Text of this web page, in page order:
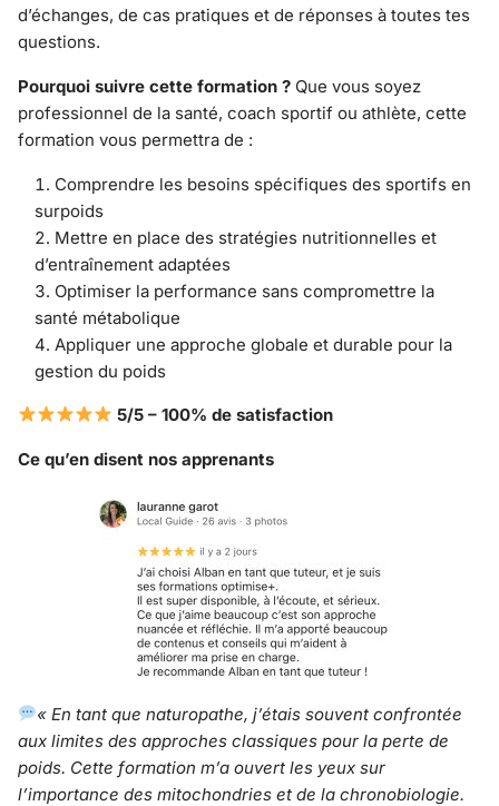
d’échanges, de cas pratiques et de réponses à toutes tes
questions.
Pourquoi suivre cette formation ? Que vous soyez
professionnel de la santé, coach sportif ou athlète, cette
formation vous permettra de :
Comprendre les besoins spécifiques des sportifs en
surpoids
Mettre en place des stratégies nutritionnelles et
d’entraînement adaptées
Optimiser la performance sans compromettre la
santé métabolique
Appliquer une approche globale et durable pour la
gestion du poids
5/5 – 100% de satisfaction
Ce qu’en disent nos apprenants
« En tant que naturopathe, j’étais souvent confrontée
aux limites des approches classiques pour la perte de
poids. Cette formation m’a ouvert les yeux sur
l’importance des mitochondries et de la chronobiologie.